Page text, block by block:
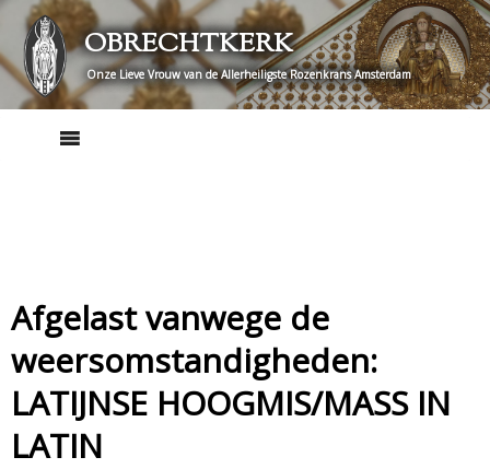
Skip
content
OBRECHTKERK
Onze Lieve Vrouw van de Allerheiligste Rozenkrans Amsterdam
Afgelast vanwege de
weersomstandigheden:
LATIJNSE HOOGMIS/MASS IN
LATIN